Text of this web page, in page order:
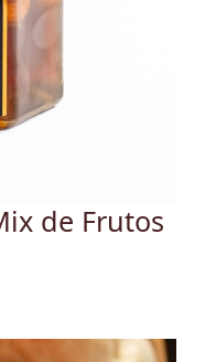
de Frutos